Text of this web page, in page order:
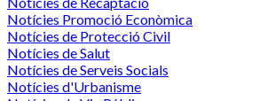
Notícies Promoció Econòmica
Notícies de Protecció Civil
Notícies de Salut
Notícies de Serveis Socials
Notícies d'Urbanisme